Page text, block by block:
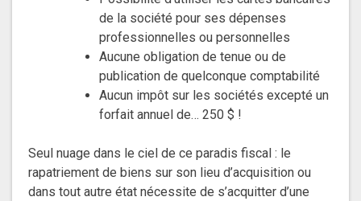
de la société pour ses dépenses
professionnelles ou personnelles
Aucune obligation de tenue ou de
publication de quelconque comptabilité
Aucun impôt sur les sociétés excepté un
forfait annuel de… 250 $ !
Seul nuage dans le ciel de ce paradis fiscal : le
rapatriement de biens sur son lieu d’acquisition ou
dans tout autre état nécessite de s’acquitter d’une